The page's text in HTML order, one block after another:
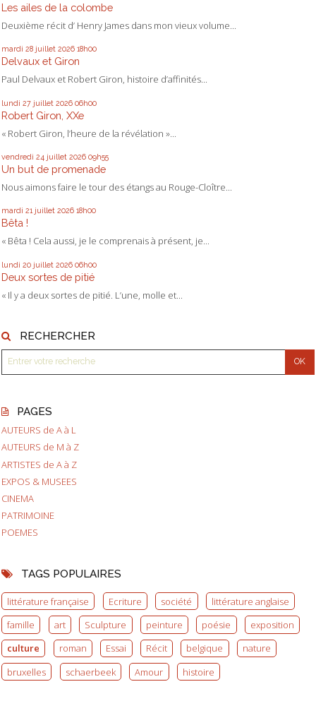
Les ailes de la colombe
Deuxième récit d’ Henry James dans mon vieux volume...
mardi 28 juillet 2026 18h00
Delvaux et Giron
Paul Delvaux et Robert Giron, histoire d’affinités...
lundi 27 juillet 2026 06h00
Robert Giron, XXe
« Robert Giron, l’heure de la révélation »...
vendredi 24 juillet 2026 09h55
Un but de promenade
Nous aimons faire le tour des étangs au Rouge-Cloître...
mardi 21 juillet 2026 18h00
Bêta !
« Bêta ! Cela aussi, je le comprenais à présent, je...
lundi 20 juillet 2026 06h00
Deux sortes de pitié
« Il y a deux sortes de pitié. L’une, molle et...
RECHERCHER
PAGES
AUTEURS de A à L
AUTEURS de M à Z
ARTISTES de A à Z
EXPOS & MUSEES
CINEMA
PATRIMOINE
POEMES
TAGS POPULAIRES
littérature française Ecriture société
littérature anglaise
famille
art Sculpture peinture poésie
exposition
culture
roman Essai Récit belgique
nature
bruxelles
schaerbeek Amour histoire